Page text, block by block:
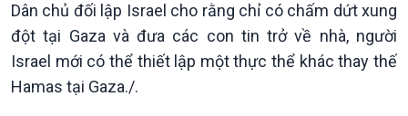
Xã hội
Tin Đời sống & Xã hội
360 độ Sức khỏe
Chuyển đổi Xanh
Khoa học & Công nghệ
Tin Khoa học & Công nghệ
Kết nối công nghệ
Dân chủ đối lập Israel cho rằng chỉ có chấm dứt xung
đột tại Gaza và đưa các con tin trở về nhà, người
Israel mới có thể thiết lập một thực thể khác thay thế
Hamas tại Gaza./.